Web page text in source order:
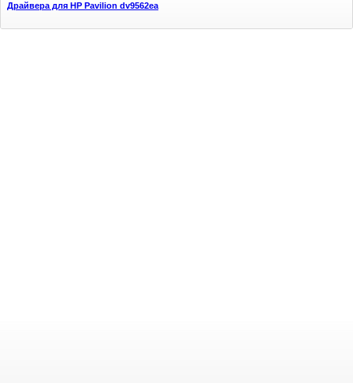
Драйвера для HP Pavilion dv9562ea